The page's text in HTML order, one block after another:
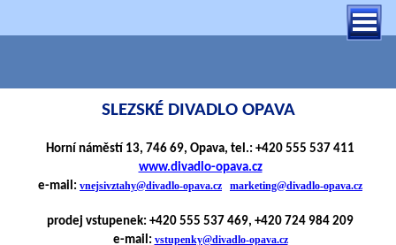
SLEZSKÉ DIVADLO OPAVA
Horní náměstí 13, 746 69, Opava, tel.: +420 555 537 411
www.divadlo-opava.cz
e-mail: vnejsivztahy@divadlo-opava.cz marketing@divadlo-opava.cz
prodej vstupenek: +420 555 537 469, +420 724 984 209
e-mail: vstupenky@divadlo-opava.cz